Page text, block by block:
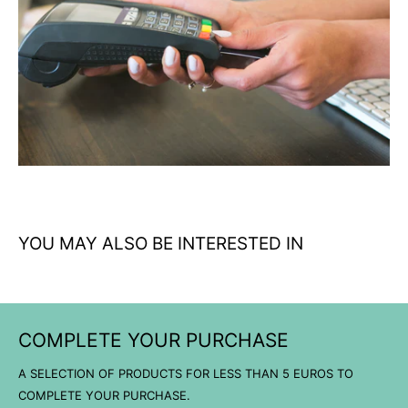
abrasiones
Talla S con ajuste perfecto para manos pequeñas y máxima
destreza
Color coyote versátil para entornos profesionales y tácticos
Construcción resistente que mantiene forma tras uso
Transpirabilidad optimizada para comodidad durante jornadas
YOU MAY ALSO BE INTERESTED IN
COMPLETE YOUR PURCHASE
A SELECTION OF PRODUCTS FOR LESS THAN 5 EUROS TO
COMPLETE YOUR PURCHASE.